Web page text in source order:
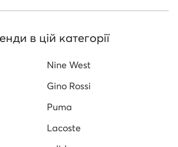
в цій категорії
Nine West
Gino Rossi
Puma
Lacoste